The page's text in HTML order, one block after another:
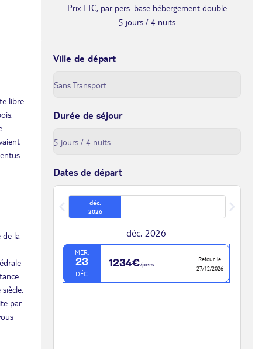
libre
de la
par
Prix TTC, par pers. base hébergement double
5 jours / 4 nuits
Ville de départ
Durée de séjour
Dates de départ
déc.
2026
déc. 2026
MER.
23
DÉC.
1234€/pers.
Retour le
27/12/2026